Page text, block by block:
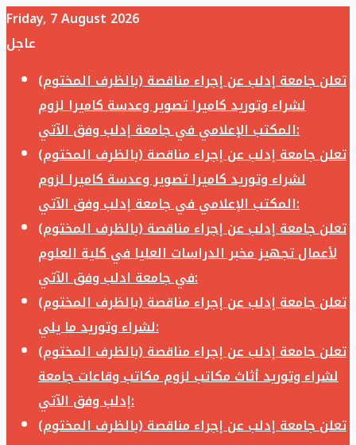
Friday, 7 August 2026
عاجل
تعلن جامعة إدلب عن إجراء مناقصة (بالظرف المختوم)
لشراء وتوريد كاميرا تصوير وعدسة كاميرا لزوم
المكتب الإعلامي في جامعة إدلب وفق الآتي:
تعلن جامعة إدلب عن إجراء مناقصة (بالظرف المختوم)
لشراء وتوريد كاميرا تصوير وعدسة كاميرا لزوم
المكتب الإعلامي في جامعة إدلب وفق الآتي:
تعلن جامعة إدلب عن إجراء مناقصة (بالظرف المختوم)
لأعمال تجهيز مخبر الدراسات العليا في كلية العلوم
في جامعة ادلب وفق الآتي:
تعلن جامعة إدلب عن إجراء مناقصة (بالظرف المختوم)
لشراء وتوريد ما يلي:
تعلن جامعة إدلب عن إجراء مناقصة (بالظرف المختوم)
لشراء وتوريد أثاث مكاتب لزوم مكاتب وقاعات جامعة
إدلب وفق الآتي:
تعلن جامعة إدلب عن إجراء مناقصة (بالظرف المختوم)